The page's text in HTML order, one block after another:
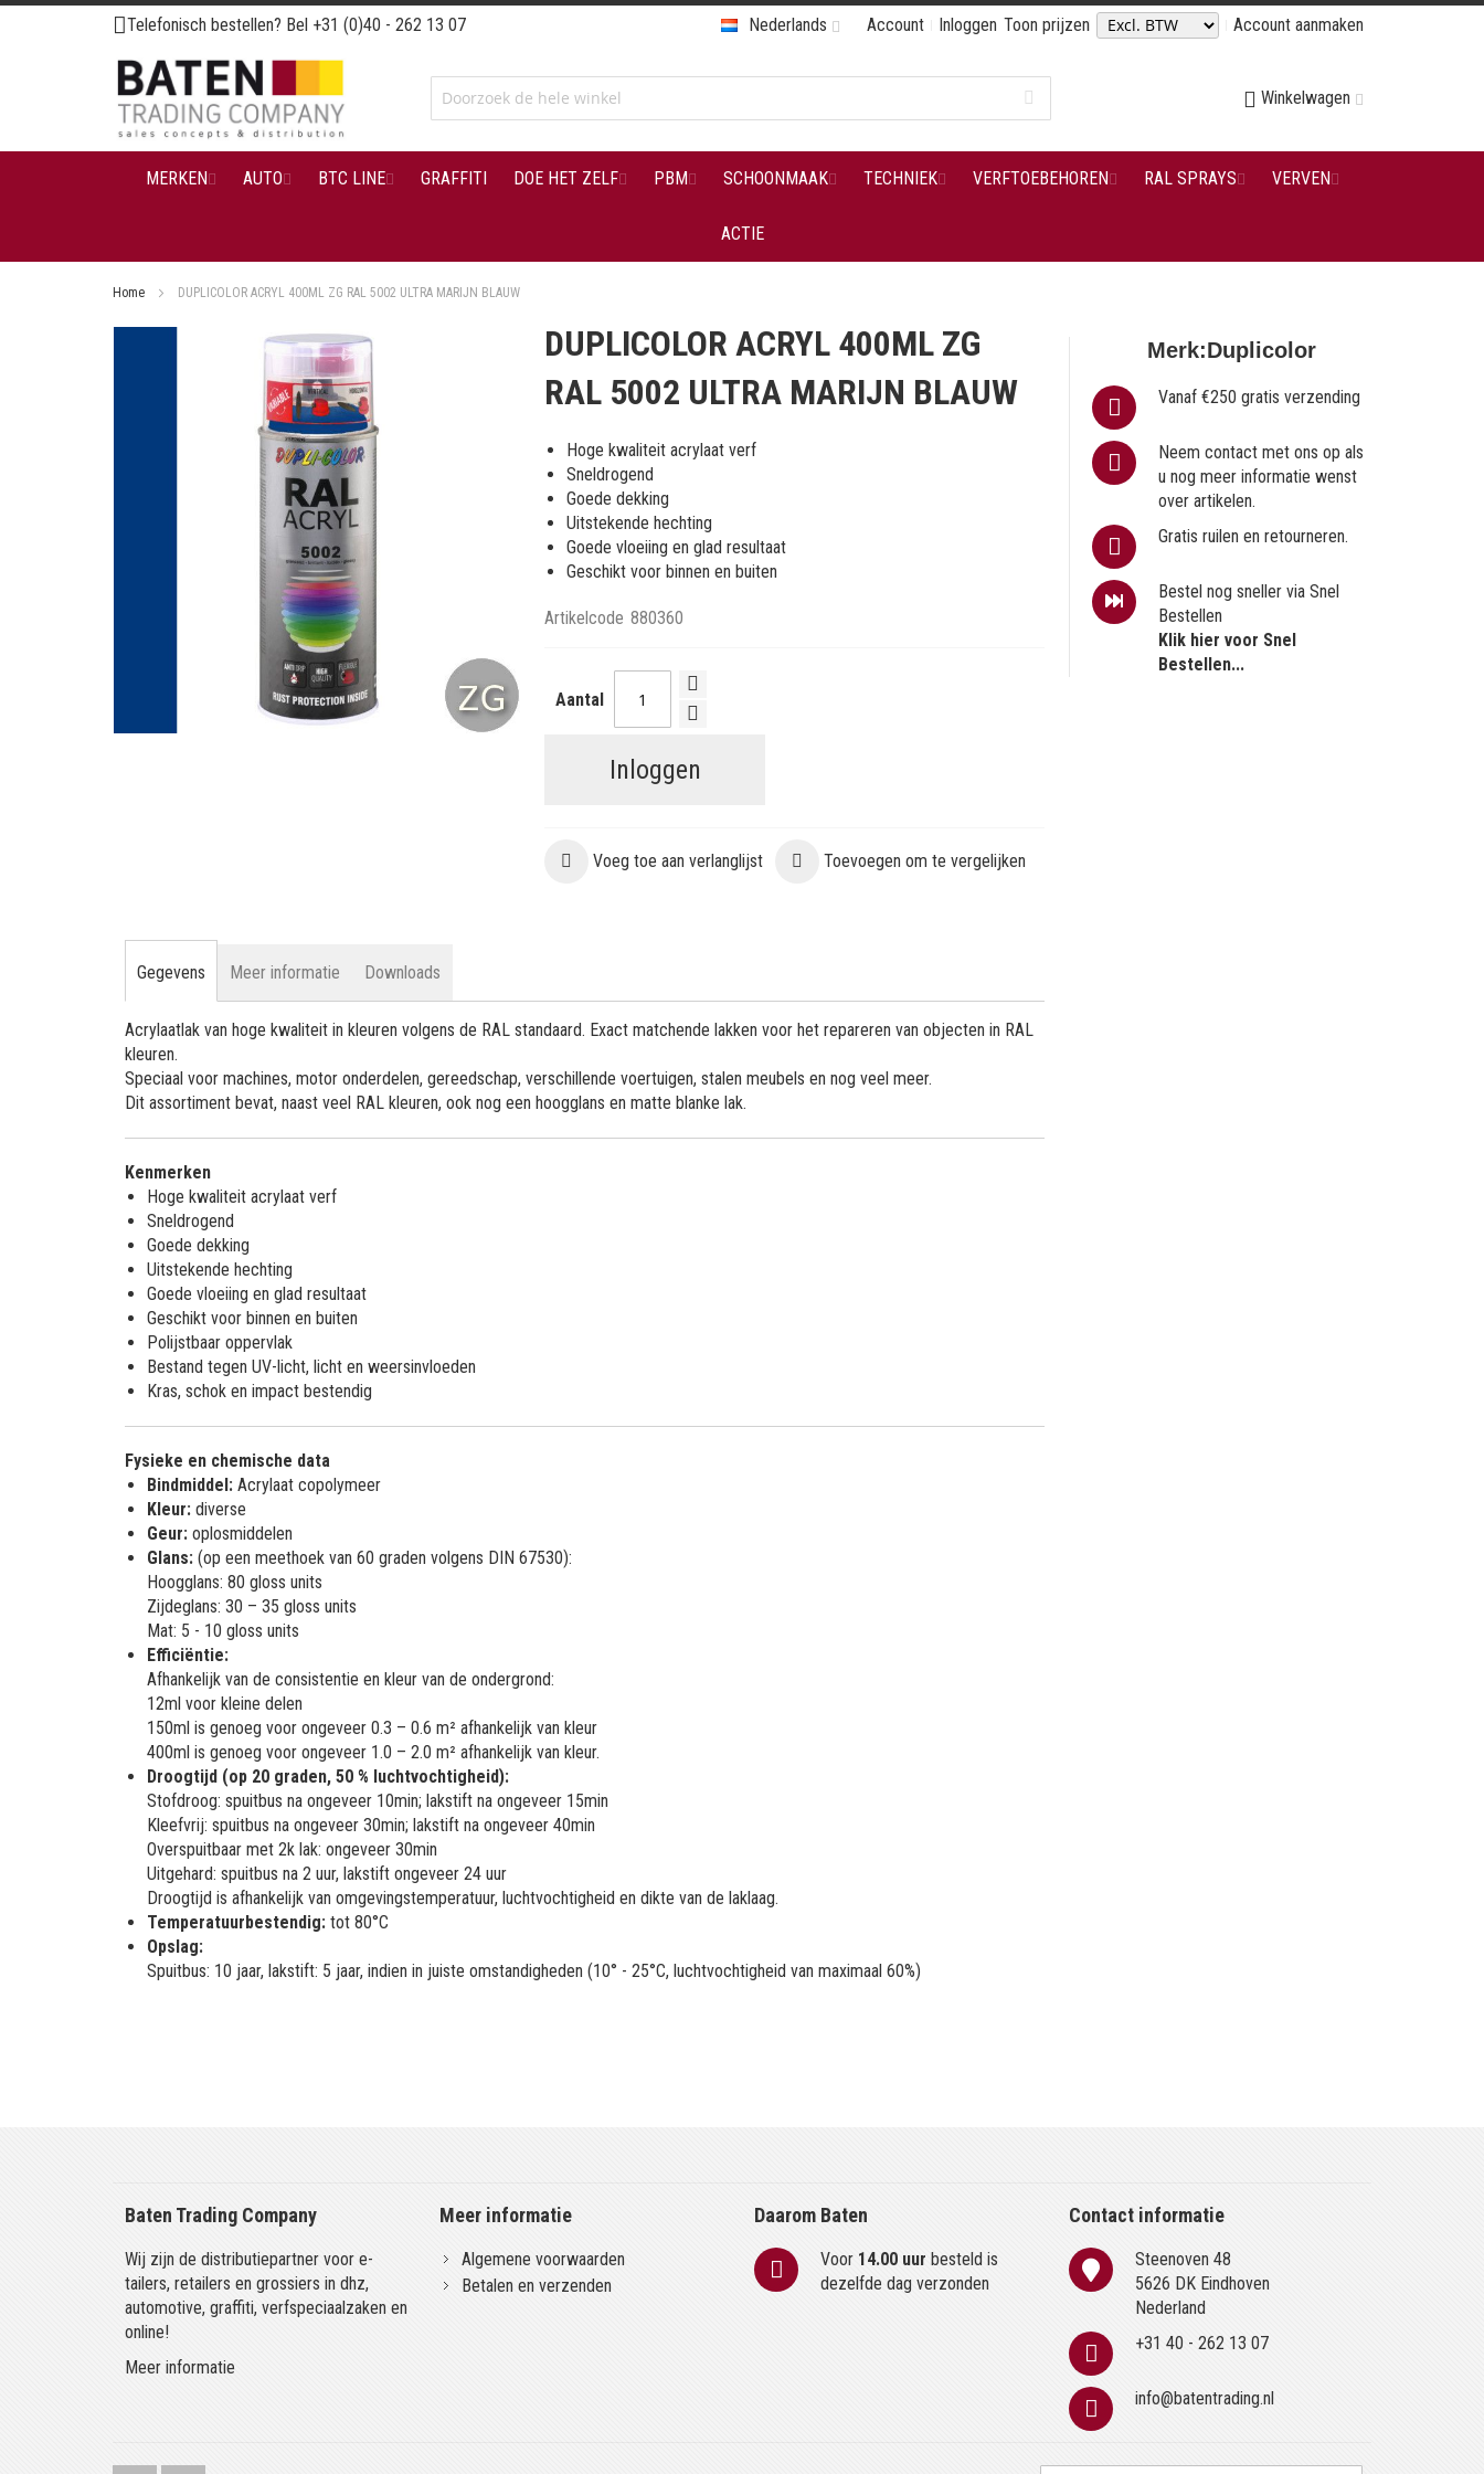
Ga
naar
de
inhoud
Telefonisch bestellen? Bel +31 (0)40 - 262 13 07 Account Inloggen Toon prijzen Account aanmaken
Nederlands
Winkelwagen
MERKEN AUTO BTC LINE GRAFFITI DOE HET ZELF PBM SCHOONMAAK TECHNIEK VERFTOEBEHOREN RAL SPRAYS VERVEN
ACTIE
Home DUPLICOLOR ACRYL 400ML ZG RAL 5002 ULTRA MARIJN BLAUW
DUPLICOLOR ACRYL 400ML ZG
RAL 5002 ULTRA MARIJN BLAUW
Hoge kwaliteit acrylaat verf
Sneldrogend
Goede dekking
Uitstekende hechting
Goede vloeiing en glad resultaat
Geschikt voor binnen en buiten
Artikelcode 880360
Aantal
Inloggen
Voeg toe aan verlanglijst Toevoegen om te vergelijken
Merk:Duplicolor
Vanaf €250 gratis verzending
Neem contact met ons op als
u nog meer informatie wenst
over artikelen.
Gratis ruilen en retourneren.
Bestel nog sneller via Snel
Bestellen
Klik hier voor Snel
Bestellen...
Gegevens
Acrylaatlak van hoge kwaliteit in kleuren volgens de RAL standaard. Exact matchende lakken voor het repareren van objecten in RAL
kleuren.
Speciaal voor machines, motor onderdelen, gereedschap, verschillende voertuigen, stalen meubels en nog veel meer.
Dit assortiment bevat, naast veel RAL kleuren, ook nog een hoogglans en matte blanke lak.
Kenmerken
Hoge kwaliteit acrylaat verf
Sneldrogend
Goede dekking
Uitstekende hechting
Goede vloeiing en glad resultaat
Geschikt voor binnen en buiten
Polijstbaar oppervlak
Bestand tegen UV-licht, licht en weersinvloeden
Kras, schok en impact bestendig
Fysieke en chemische data
Bindmiddel: Acrylaat copolymeer
Kleur: diverse
Geur: oplosmiddelen
Glans: (op een meethoek van 60 graden volgens DIN 67530):
Hoogglans: 80 gloss units
Zijdeglans: 30 – 35 gloss units
Mat: 5 - 10 gloss units
Efficiëntie:
Afhankelijk van de consistentie en kleur van de ondergrond:
12ml voor kleine delen
150ml is genoeg voor ongeveer 0.3 – 0.6 m² afhankelijk van kleur
400ml is genoeg voor ongeveer 1.0 – 2.0 m² afhankelijk van kleur.
Droogtijd (op 20 graden, 50 % luchtvochtigheid):
Stofdroog: spuitbus na ongeveer 10min; lakstift na ongeveer 15min
Kleefvrij: spuitbus na ongeveer 30min; lakstift na ongeveer 40min
Overspuitbaar met 2k lak: ongeveer 30min
Uitgehard: spuitbus na 2 uur, lakstift ongeveer 24 uur
Droogtijd is afhankelijk van omgevingstemperatuur, luchtvochtigheid en dikte van de laklaag.
Temperatuurbestendig: tot 80°C
Opslag:
Spuitbus: 10 jaar, lakstift: 5 jaar, indien in juiste omstandigheden (10° - 25°C, luchtvochtigheid van maximaal 60%)
Meer informatie Downloads
Baten Trading Company
Wij zijn de distributiepartner voor e-
tailers, retailers en grossiers in dhz,
automotive, graffiti, verfspeciaalzaken en
online!
Meer informatie
Meer informatie
Algemene voorwaarden
Betalen en verzenden
Daarom Baten
Voor 14.00 uur besteld is
dezelfde dag verzonden
Contact informatie
Steenoven 48
5626 DK Eindhoven
Nederland
+31 40 - 262 13 07
info@batentrading.nl